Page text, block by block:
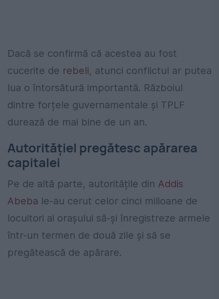
Dacă se confirmă că acestea au fost
cucerite de rebeli, atunci conflictul ar putea
lua o întorsătură importantă. Războiul
dintre forțele guvernamentale și TPLF
durează de mai bine de un an.
Autoritățiel pregătesc apărarea
capitalei
Pe de altă parte, autoritățile din Addis
Abeba le-au cerut celor cinci milioane de
locuitori ai oraşului să-şi înregistreze armele
într-un termen de două zile şi să se
pregătească de apărare.